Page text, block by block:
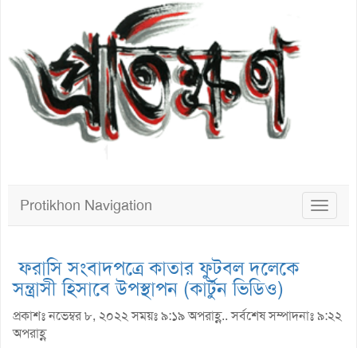
Toggle
Protikhon Navigation
ফরাসি সংবাদপত্রে কাতার ফুটবল দলেকে
সন্ত্রাসী হিসাবে উপস্থাপন (কার্টুন ভিডিও)
প্রকাশঃ নভেম্বর ৮, ২০২২ সময়ঃ ৯:১৯ অপরাহ্ণ.. সর্বশেষ সম্পাদনাঃ ৯:২২
অপরাহ্ণ